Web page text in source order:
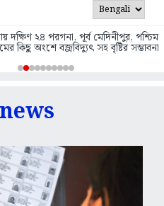
মেদিনীপুর, পশ্চিম
সহ বৃষ্টির সম্ভাবনা
গ্রাহকের ক্রেডিট
, গ্রেপ্তার